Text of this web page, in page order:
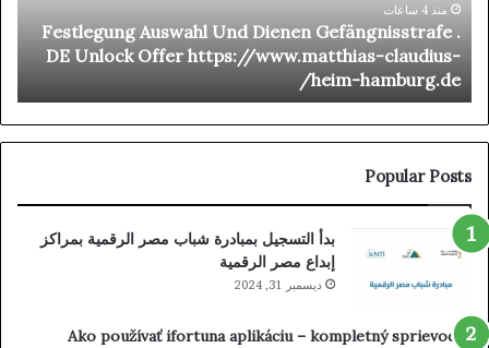
DE
Unlock
Offer
https://www.matthias-
claudius-
heim-
hamburg.de/
منذ 4 ساعات
Festlegung Auswahl Und Dienen Gefängnisstrafe .
DE Unlock Offer https://www.matthias-claudius-
heim-hamburg.de/
_
Popular Posts
بدأ التسجيل بمبادرة شباب مصر الرقمية بمراكز
إبداع مصر الرقمية
ديسمبر 31, 2024
Ako používať ifortuna aplikáciu – kompletný sprievodca